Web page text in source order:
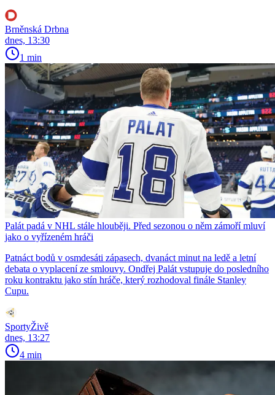
Brněnská Drbna
dnes, 13:30
1 min
Palát padá v NHL stále hlouběji. Před sezonou o něm zámoří mluví
jako o vyřízeném hráči
Patnáct bodů v osmdesáti zápasech, dvanáct minut na ledě a letní
debata o vyplacení ze smlouvy. Ondřej Palát vstupuje do posledního
roku kontraktu jako stín hráče, který rozhodoval finále Stanley
Cupu.
SportyŽivě
dnes, 13:27
4 min